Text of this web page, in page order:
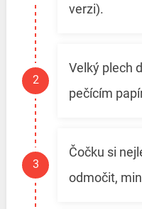
verzi).
Velký plech
pečícím
Čočku si
odmočit,